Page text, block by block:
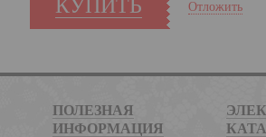
КУПИТЬ Отложить
ПОЛЕЗНАЯ
ИНФОРМАЦИЯ